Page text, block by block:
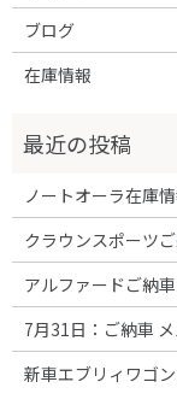
ブログ
在庫情報
ノートオーラ在庫
クラウンスポーツ
アルファードご納
7月31日：ご納車
新車エブリィワゴ